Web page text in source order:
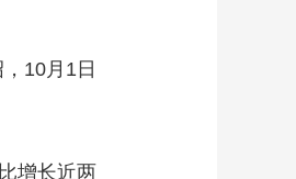
10月1日
增长近两